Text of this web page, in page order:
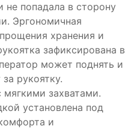
не попадала в сторону
Эргономичная
хранения и
зафиксирована в
может поднять и
рукоятку.
мягкими захватами.
установлена под
и